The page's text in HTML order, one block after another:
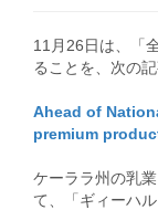
11月26日は、「
ることを、次の記
Ahead of
premium
ケーララ州の乳
て、「ギィーハ